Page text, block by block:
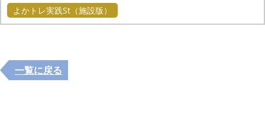
よかトレ実践St（施設版）
一覧に戻る